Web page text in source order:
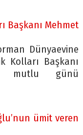
Başkanı Mehmet
Dünyaevine
Kolları Başkanı
mutlu günü
ümit veren